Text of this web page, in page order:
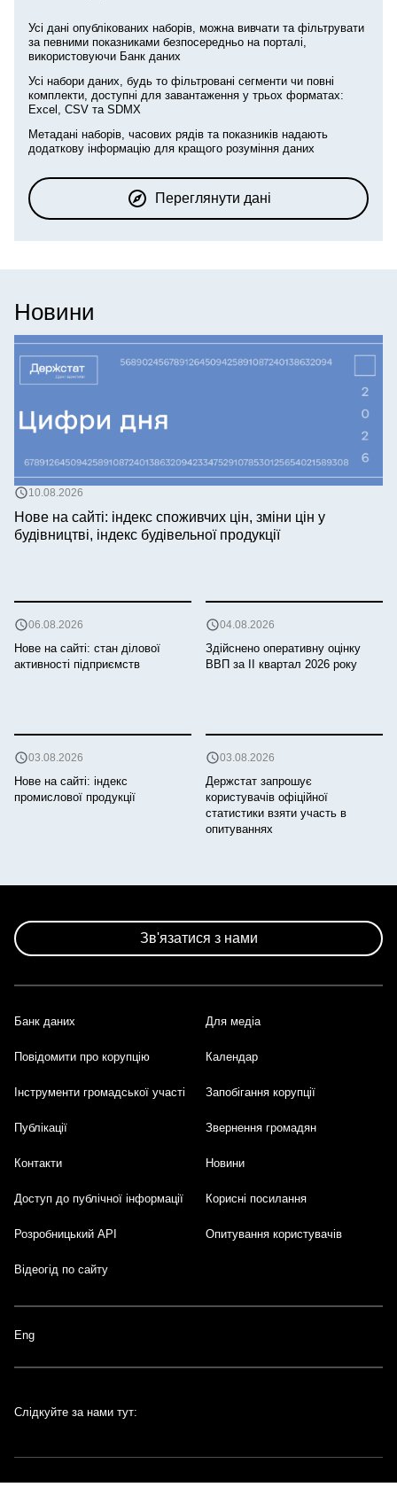
Усі дані опублікованих наборів, можна вивчати та фільтрувати
за певними показниками безпосередньо на порталі,
використовуючи Банк даних
Усі набори даних, будь то фільтровані сегменти чи повні
комплекти, доступні для завантаження у трьох форматах:
Excel, CSV та SDMX
Метадані наборів, часових рядів та показників надають
додаткову інформацію для кращого розуміння даних
Переглянути дані
Новини
10.08.2026
Нове на сайті: індекс споживчих цін, зміни цін у
будівництві, індекс будівельної продукції
06.08.2026
Нове на сайті: стан ділової
активності підприємств
04.08.2026
Здійснено оперативну оцінку
ВВП за ІI квартал 2026 року
03.08.2026
Нове на сайті: індекс
промислової продукції
03.08.2026
Держстат запрошує
користувачів офіційної
статистики взяти участь в
опитуваннях
Зв'язатися з нами
Footer
Банк даних Для медіа
Повідомити про корупцію Календар
Інструменти громадської участі Запобігання корупції
Публікації Звернення громадян
Контакти Новини
Доступ до публічної інформації Корисні посилання
Розробницький API Опитування користувачів
Відеогід по сайту
Eng
Слідкуйте за нами тут: